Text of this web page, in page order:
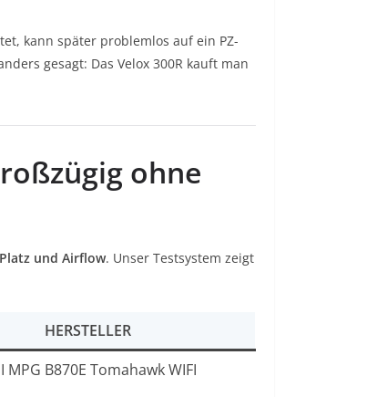
kann später problemlos auf ein PZ-
gesagt: Das Velox 300R kauft man
ohne
Platz und Airflow. Unser Testsystem zeigt
HERSTELLER
MPG B870E Tomahawk WIFI